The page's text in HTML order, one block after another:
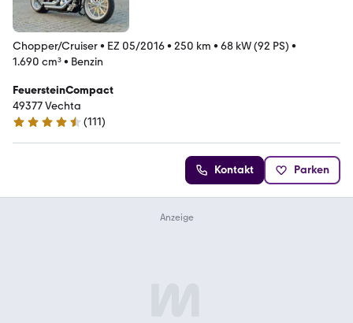
Chopper/Cruiser• EZ 05/2016• 250 km • 68 kW (92 PS) •
1.690 cm³• Benzin
FeuersteinCompact
49377 Vechta
4.6 Sterne
(111)
Kontakt Parken